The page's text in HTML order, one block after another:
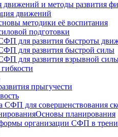
движений
методики её воспитания
подготовки
для развития быстроты
для развития быстрой силы
для развития взрывной
прыгучести
СФП для совершенствования
Основы планирования
организации СФП в